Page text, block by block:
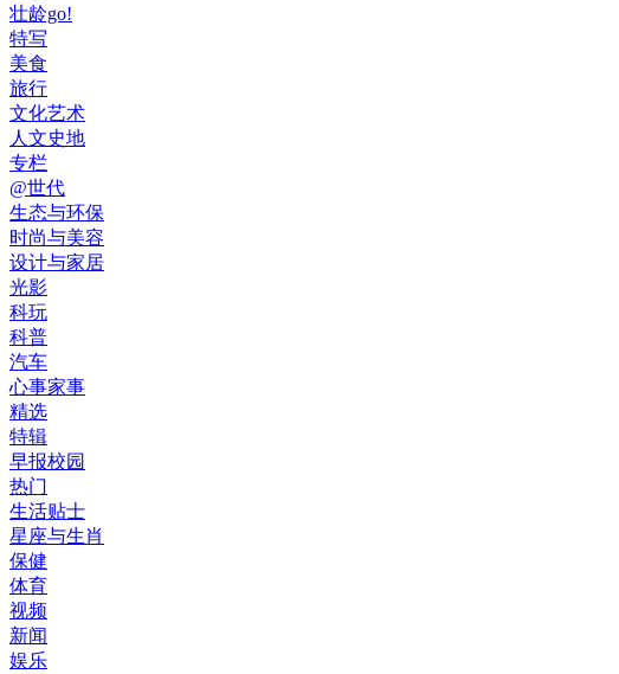
壮龄go!
特写
美食
旅行
文化艺术
人文史地
专栏
@世代
生态与环保
时尚与美容
设计与家居
光影
科玩
科普
汽车
心事家事
精选
特辑
早报校园
热门
生活贴士
星座与生肖
保健
体育
视频
新闻
娱乐